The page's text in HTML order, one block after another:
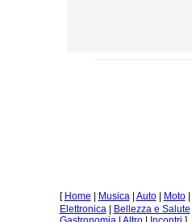
[ Home Musica| Auto| Moto|
Elettronica| Bellezza e Salute